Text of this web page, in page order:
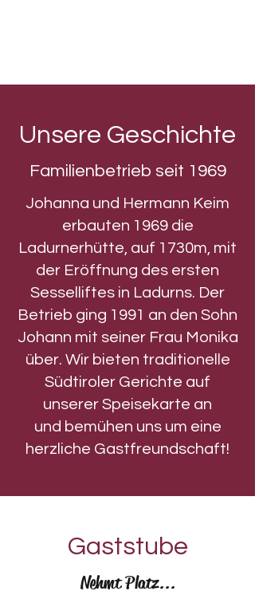
Unsere Geschichte
Familienbetrieb seit 1969
Johanna und Hermann Keim
erbauten 1969 die
Ladurnerhütte, auf 1730m, mit
der Eröffnung des ersten
Sesselliftes in Ladurns. Der
Betrieb ging 1991 an den Sohn
Johann mit seiner Frau Monika
über. Wir bieten traditionelle
Südtiroler Gerichte auf
unserer Speisekarte an
und bemühen uns um eine
herzliche Gastfreundschaft!
Gaststube
Nehmt Platz...